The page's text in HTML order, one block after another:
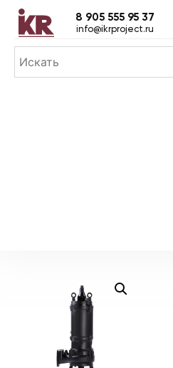
8 905 555 95 37
info@ikrproject.ru